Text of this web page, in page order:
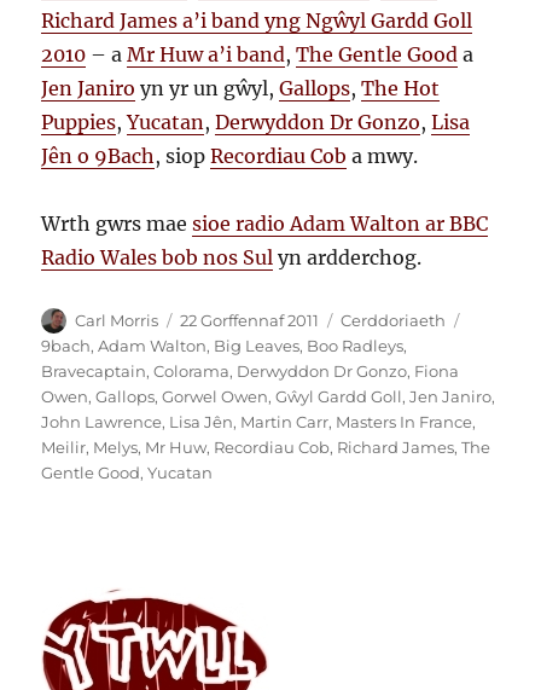
Richard James a’i band yng Ngŵyl Gardd Goll
2010 – aMr Huw a’i band,The Gentle Good a
Jen Janiro yn yr un gŵyl,Gallops,The Hot
Puppies,Yucatan ,Derwyddon Dr Gonzo,Lisa
Jên o 9Bach , siopRecordiau Cob a mwy.
Wrth gwrs maesioe radio Adam Walton ar BBC
Radio Wales bob nos Sul yn ardderchog.
Awdur
Carl Morris
Cofnodwyd
ar
22 Gorffennaf 2011 Categorïau
Cerddoriaeth
9bach,Adam Walton, Big Leaves, Boo Radleys,
Bravecaptain,Colorama, Derwyddon Dr Gonzo, Fiona
Owen,Gallops,Gorwel Owen,Gŵyl Gardd Goll,Jen Janiro,
John Lawrence, Lisa Jên, Martin Carr, Masters In France,
Meilir, Melys, Mr Huw, Recordiau Cob, Richard James,The
Gentle Good,Yucatan